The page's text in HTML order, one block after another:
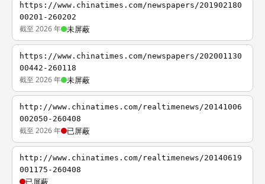
https://www.chinatimes.com/newspapers/201902180
00201-260202
截至 2026 年 未屏蔽
https://www.chinatimes.com/newspapers/202001130
00442-260118
截至 2026 年 未屏蔽
http://www.chinatimes.com/realtimenews/20141006
002050-260408
截至 2026 年 已屏蔽
http://www.chinatimes.com/realtimenews/20140619
001175-260408
已屏蔽